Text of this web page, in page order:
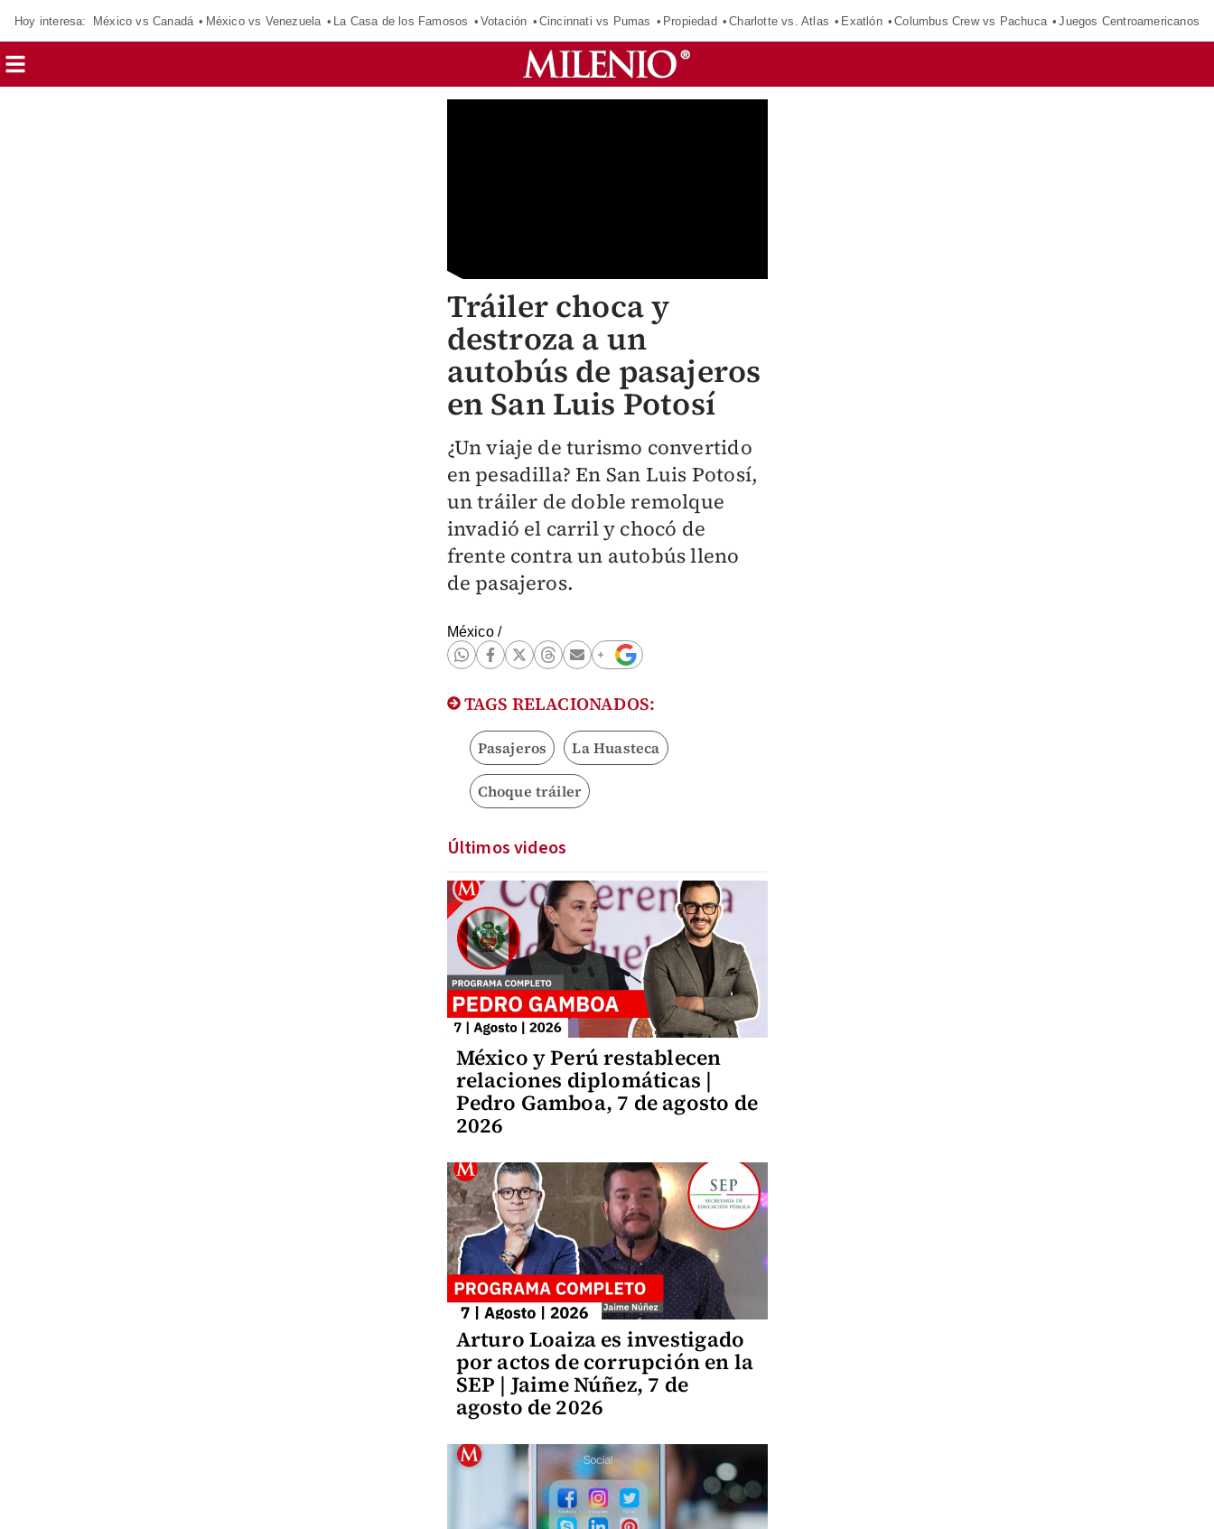
Hoy interesa: México vs Canadá México vs Venezuela La Casa de los Famosos Votación Cincinnati vs Pumas Propiedad Charlotte vs. Atlas Exatlón Columbus Crew vs Pachuca Juegos Centroamericanos
Tráiler choca y
destroza a un
autobús de pasajeros
en San Luis Potosí
¿Un viaje de turismo convertido
en pesadilla? En San Luis Potosí,
un tráiler de doble remolque
invadió el carril y chocó de
frente contra un autobús lleno
de pasajeros.
México/
TAGS RELACIONADOS:
Pasajeros La Huasteca
Choque tráiler
Últimos videos
México y Perú restablecen
relaciones diplomáticas |
Pedro Gamboa, 7 de agosto de
2026
Arturo Loaiza es investigado
por actos de corrupción en la
SEP | Jaime Núñez, 7 de
agosto de 2026